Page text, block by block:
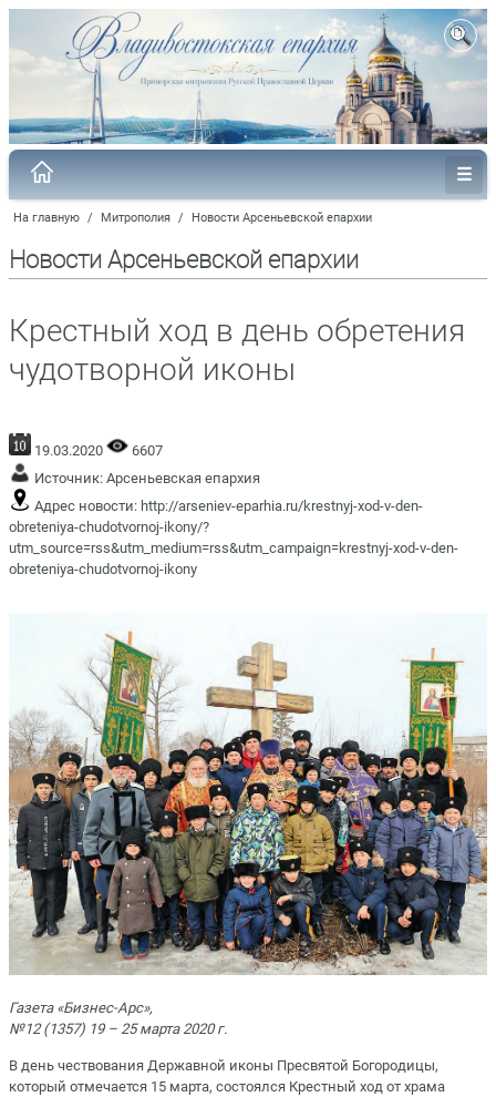
На главную / Митрополия / Новости Арсеньевской епархии
Новости Арсеньевской епархии
Крестный ход в день обретения
чудотворной иконы
19.03.2020
6607
Источник: Арсеньевская епархия
Адрес новости: http://arseniev-eparhia.ru/krestnyj-xod-v-den-
obreteniya-chudotvornoj-ikony/?
utm_source=rss&utm_medium=rss&utm_campaign=krestnyj-xod-v-den-
obreteniya-chudotvornoj-ikony
Газета «Бизнес-Арс»,
№12 (1357) 19 – 25 марта 2020 г.
В день чествования Державной иконы Пресвятой Богородицы,
который отмечается 15 марта, состоялся Крестный ход от храма